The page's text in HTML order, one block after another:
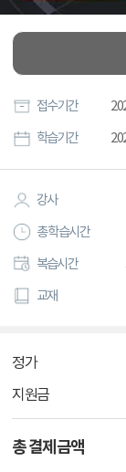
접수기간
학습기간
강사
총 학습시간
복습시간
교재
정가
지원금
총 결제금액